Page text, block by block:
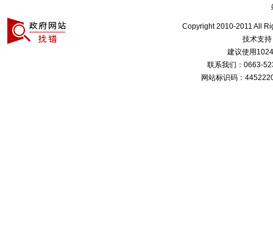
Copyright 2010-2011 All
技术支
建议使用
联系我们：0663-
网站标识码：